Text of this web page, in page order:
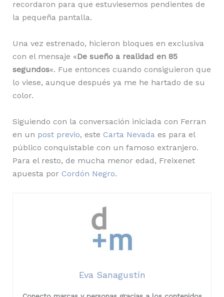
recordaron para que estuviesemos pendientes de
la pequeña pantalla.
Una vez estrenado, hicieron bloques en exclusiva
con el mensaje «De sueño a realidad en 85
segundos«. Fue entonces cuando consiguieron que
lo viese, aunque después ya me he hartado de su
color.
Siguiendo con la conversación iniciada con Ferran
en un post previo, este Carta Nevada es para el
público conquistable con un famoso extranjero.
Para el resto, de mucha menor edad, Freixenet
apuesta por Cordón Negro.
Eva Sanagustín